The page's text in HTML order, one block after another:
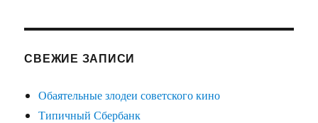
СВЕЖИЕ ЗАПИСИ
Обаятельные злодеи советского кино
Типичный Сбербанк